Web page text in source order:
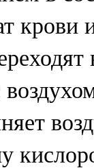
крови